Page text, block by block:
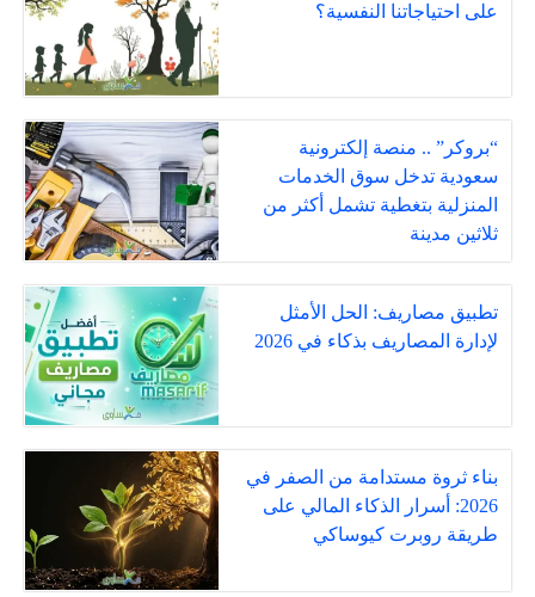
على احتياجاتنا النفسية؟
“بروكر” .. منصة إلكترونية
سعودية تدخل سوق الخدمات
المنزلية بتغطية تشمل أكثر من
ثلاثين مدينة
تطبيق مصاريف: الحل الأمثل
لإدارة المصاريف بذكاء في 2026
بناء ثروة مستدامة من الصفر في
2026: أسرار الذكاء المالي على
طريقة روبرت كيوساكي